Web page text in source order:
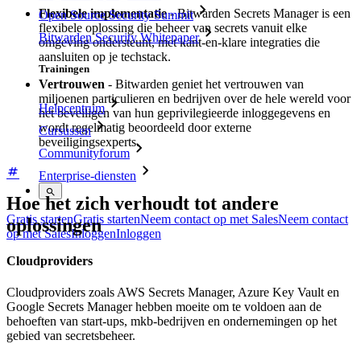
Open Source Security Summit
Bitwarden Security Whitepaper
Trainingen
Helpcentrum
Cursussen
Communityforum
Enterprise-diensten
Gratis startenGratis startenNeem contact op met SalesNeem contact
op met SalesInloggenInloggen
Flexibele implementatie- Bitwarden Secrets Manager is een
flexibele oplossing die beheer van secrets vanuit elke
omgeving ondersteunt, met kant-en-klare integraties die
aansluiten op je techstack.
Vertrouwen - Bitwarden geniet het vertrouwen van
miljoenen particulieren en bedrijven over de hele wereld voor
het beveiligen van hun geprivilegieerde inloggegevens en
wordt regelmatig beoordeeld door externe
beveiligingsexperts.
Hoe het zich verhoudt tot andere
oplossingen
Cloudproviders
Cloudproviders zoals AWS Secrets Manager, Azure Key Vault en
Google Secrets Manager hebben moeite om te voldoen aan de
behoeften van start-ups, mkb-bedrijven en ondernemingen op het
gebied van secretsbeheer.